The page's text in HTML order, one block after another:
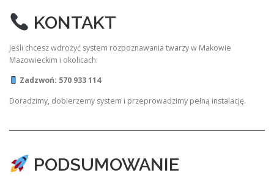
KONTAKT
Jeśli chcesz wdrożyć system rozpoznawania twarzy w Makowie
Mazowieckim i okolicach:
Zadzwoń: 570 933 114
Doradzimy, dobierzemy system i przeprowadzimy pełną instalację.
PODSUMOWANIE